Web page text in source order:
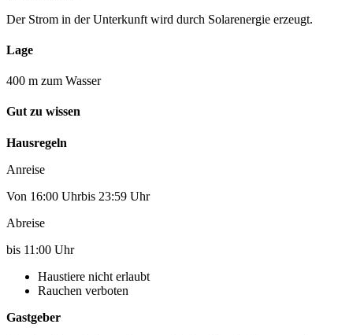
Der Strom in der Unterkunft wird durch Solarenergie erzeugt.
Lage
400 m zum Wasser
Gut zu wissen
Hausregeln
Anreise
Von 16:00 Uhrbis 23:59 Uhr
Abreise
bis 11:00 Uhr
Haustiere nicht erlaubt
Rauchen verboten
Gastgeber